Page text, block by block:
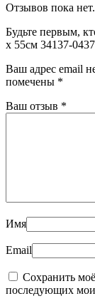
Отзывов пока нет.
Будьте первым,
х 55см 34137-
Ваш адрес email
помечены *
Ваш отзыв *
Имя
Email
Сохранить
последующих